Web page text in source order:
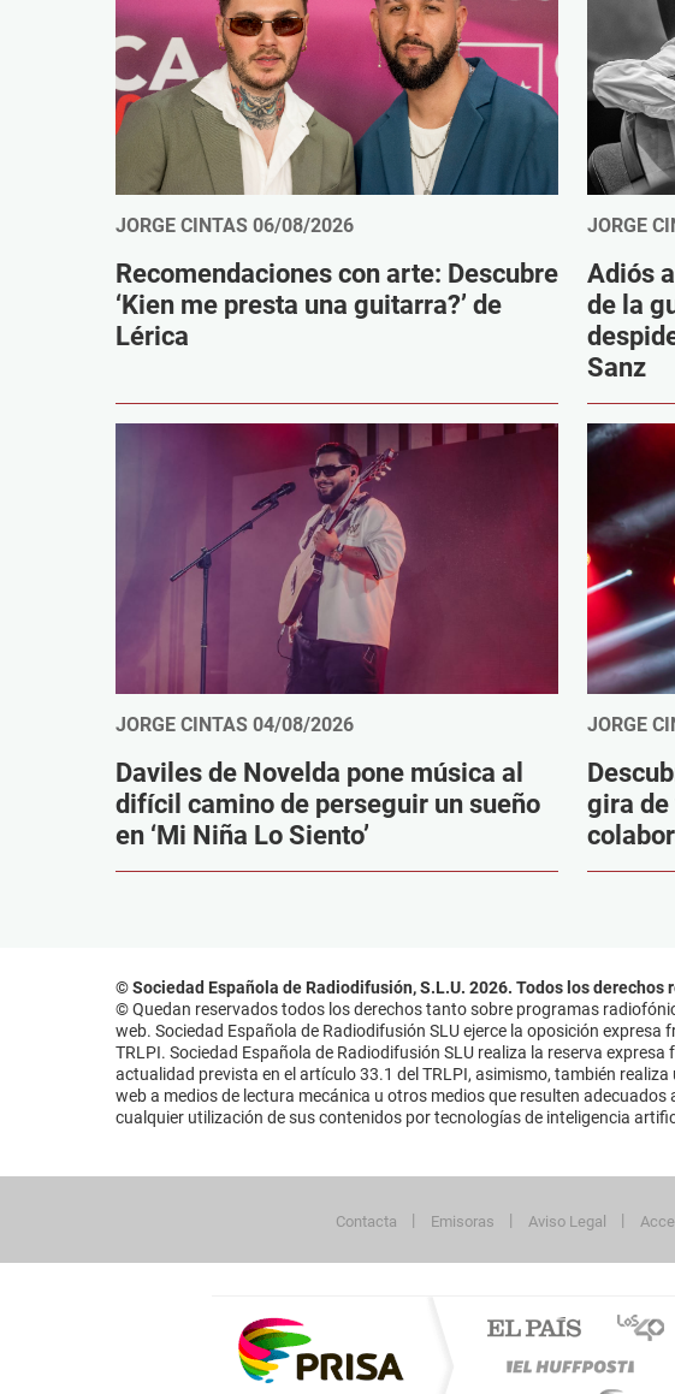
JORGE CINTAS 06/08/2026
Recomendaciones con arte: Descubre
‘Kien me presta una guitarra?’ de
Lérica
JORGE
Adiós
de la
Sanz
JORGE CINTAS 04/08/2026
Daviles de Novelda pone música al
difícil camino de perseguir un sueño
en ‘Mi Niña Lo Siento’
JORGE
gira de
© Sociedad Española de Radiodifusión, S.L.U. 2026. Todos los derechos
© Quedan reservados todos los derechos tanto sobre programas
web. Sociedad Española de Radiodifusión SLU ejerce la oposición
TRLPI. Sociedad Española de Radiodifusión SLU realiza la reserva
actualidad prevista en el artículo 33.1 del TRLPI, asimismo, también
web a medios de lectura mecánica u otros medios que resulten
cualquier utilización de sus contenidos por tecnologías de inteligencia
Contacta Emisoras Aviso Legal